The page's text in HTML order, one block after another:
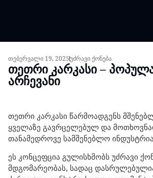
თებერვალი 19, 2025უძრავი ქონება
თეთრი კარკასი –
არჩევანი
თეთრი კარკასი წარმოადგენს
ყველაზე გავრცელებულ და
თანამედროვე სამშენებლო
ეს კონცეფცია გულისხმობს უძრავი
მდგომარეობას, სადაც